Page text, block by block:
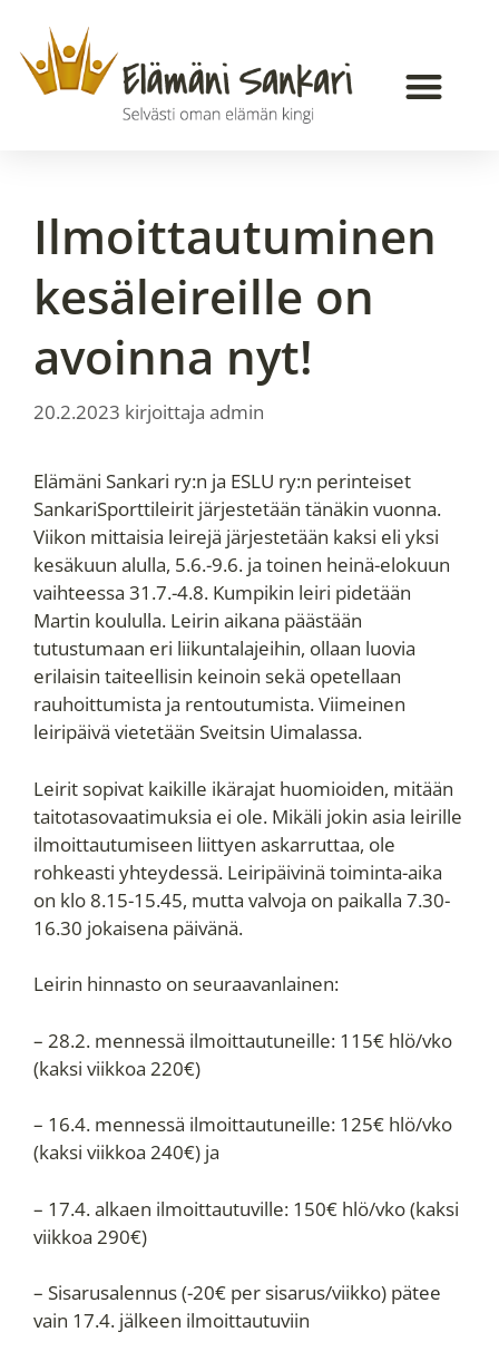
Ilmoittautuminen
kesäleireille on
avoinna nyt!
20.2.2023 kirjoittaja admin
Elämäni Sankari ry:n ja ESLU ry:n perinteiset
SankariSporttileirit järjestetään tänäkin vuonna.
Viikon mittaisia leirejä järjestetään kaksi eli yksi
kesäkuun alulla, 5.6.-9.6. ja toinen heinä-elokuun
vaihteessa 31.7.-4.8. Kumpikin leiri pidetään
Martin koululla. Leirin aikana päästään
tutustumaan eri liikuntalajeihin, ollaan luovia
erilaisin taiteellisin keinoin sekä opetellaan
rauhoittumista ja rentoutumista. Viimeinen
leiripäivä vietetään Sveitsin Uimalassa.
Leirit sopivat kaikille ikärajat huomioiden, mitään
taitotasovaatimuksia ei ole. Mikäli jokin asia leirille
ilmoittautumiseen liittyen askarruttaa, ole
rohkeasti yhteydessä. Leiripäivinä toiminta-aika
on klo 8.15-15.45, mutta valvoja on paikalla 7.30-
16.30 jokaisena päivänä.
Leirin hinnasto on seuraavanlainen:
– 28.2. mennessä ilmoittautuneille: 115€ hlö/vko
(kaksi viikkoa 220€)
– 16.4. mennessä ilmoittautuneille: 125€ hlö/vko
(kaksi viikkoa 240€) ja
– 17.4. alkaen ilmoittautuville: 150€ hlö/vko (kaksi
viikkoa 290€)
– Sisarusalennus (-20€ per sisarus/viikko) pätee
vain 17.4. jälkeen ilmoittautuviin